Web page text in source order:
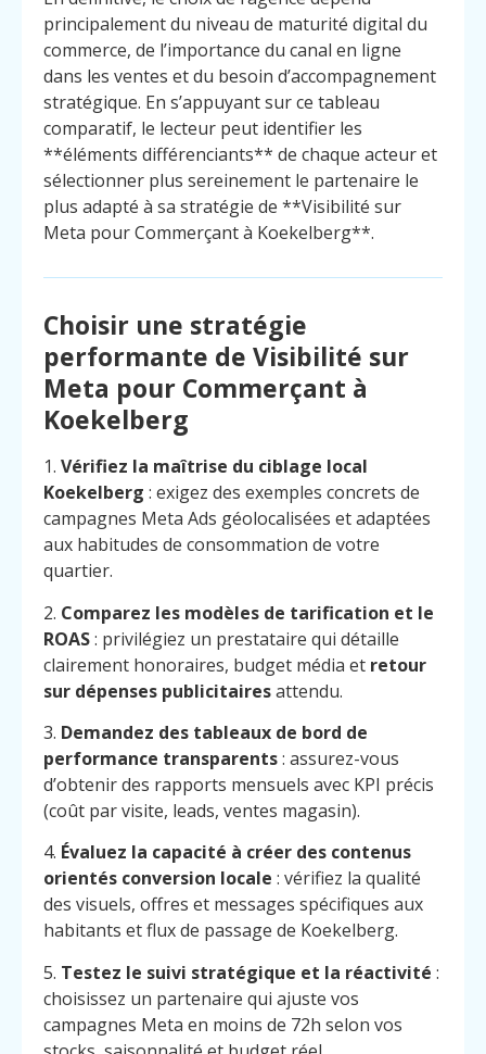
principalement du niveau de maturité digital du
commerce, de l’importance du canal en ligne
dans les ventes et du besoin d’accompagnement
stratégique. En s’appuyant sur ce tableau
comparatif, le lecteur peut identifier les
**éléments différenciants** de chaque acteur et
sélectionner plus sereinement le partenaire le
plus adapté à sa stratégie de **Visibilité sur
Meta pour Commerçant à Koekelberg**.
Choisir une stratégie
performante de Visibilité sur
Meta pour Commerçant à
Koekelberg
1. Vérifiez la maîtrise du ciblage local
Koekelberg : exigez des exemples concrets de
campagnes Meta Ads géolocalisées et adaptées
aux habitudes de consommation de votre
quartier.
2. Comparez les modèles de tarification et le
ROAS: privilégiez un prestataire qui détaille
clairement honoraires, budget média et retour
sur dépenses publicitairesattendu.
3. Demandez des tableaux de bord de
performance transparents: assurez-vous
d’obtenir des rapports mensuels avec KPI précis
(coût par visite, leads, ventes magasin).
4. Évaluez la capacité à créer des contenus
orientés conversion locale : vérifiez la qualité
des visuels, offres et messages spécifiques aux
habitants et flux de passage de Koekelberg.
5. Testez le suivi stratégique et la réactivité :
choisissez un partenaire qui ajuste vos
campagnes Meta en moins de 72h selon vos